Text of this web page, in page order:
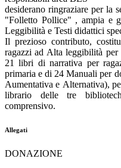
desiderano ringraziare per la
"Folletto Pollice" , ampia e
Leggibilità e Testi didattici
Il prezioso contributo,
ragazzi ad Alta leggibilità
21 libri di narrativa per
primaria e di 24 Manuali per
Aumentativa e Alternativa),
librario delle tre
comprensivo.
Allegati
DONAZIONE